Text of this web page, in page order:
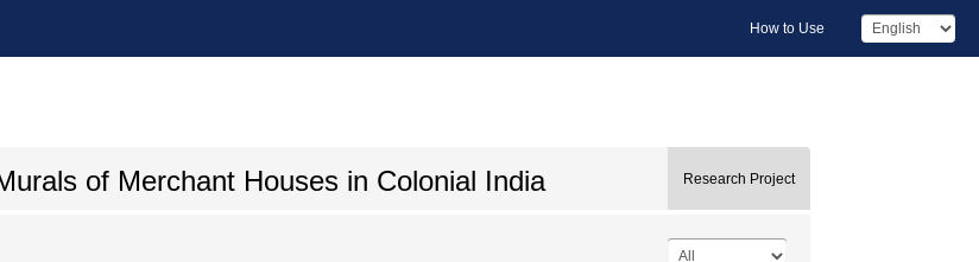
How to Use
of Merchant Houses in Colonial India Research Project